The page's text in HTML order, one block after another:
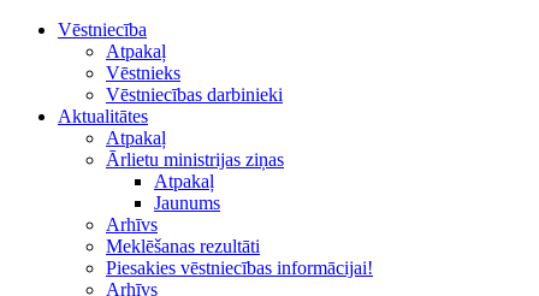
Vēstniecība
Atpakaļ
Vēstnieks
Vēstniecības darbinieki
Aktualitātes
Atpakaļ
Ārlietu ministrijas ziņas
Atpakaļ
Jaunums
Arhīvs
Meklēšanas rezultāti
Piesakies vēstniecības informācijai!
Arhīvs